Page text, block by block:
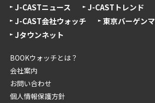
J-CASTニュース
J-CASTトレンド
J-CAST会社ウォッチ
東京バーゲン
Jタウンネット
BOOKウォッチとは？
会社案内
お問い合わせ
個人情報保護方針